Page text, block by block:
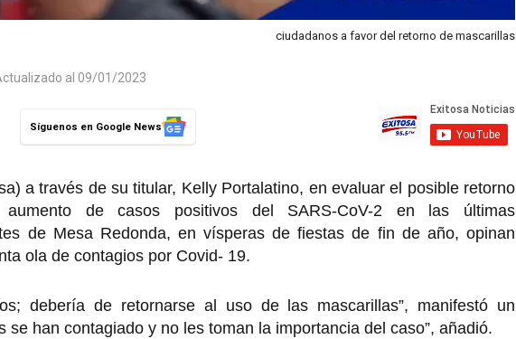
ciudadanos a favor del retorno de mascarillas
al 09/01/2023
Síguenos en Google News
a través de su titular, Kelly Portalatino, en evaluar el posible retorno
de casos positivos del SARS-CoV-2 en las últimas
de Mesa Redonda, en vísperas de fiestas de fin de año, opinan
ola de contagios por Covid- 19.
debería de retornarse al uso de las mascarillas”, manifestó un
se han contagiado y no les toman la importancia del caso”, añadió.